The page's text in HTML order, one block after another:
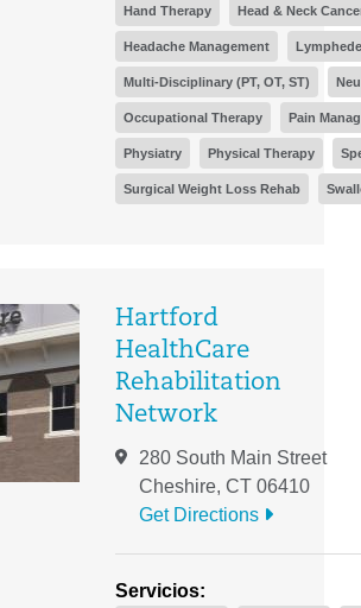
Hand Therapy Head & Neck
Headache Management
Multi-Disciplinary (PT, OT, ST)
Occupational Therapy Pain
Physiatry Physical Therapy
Surgical Weight Loss Rehab
Hartford
HealthCare
Rehabilitation
Network
280 South Main Street
Cheshire, CT 06410
Get Directions
Servicios: